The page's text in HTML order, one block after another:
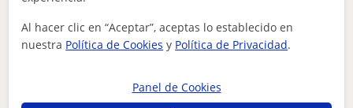
ver más Contactar
Al hacer clic en “Aceptar”, aceptas lo establecido en
nuestra Política de Cookies y Política de Privacidad.
Panel de Cookies